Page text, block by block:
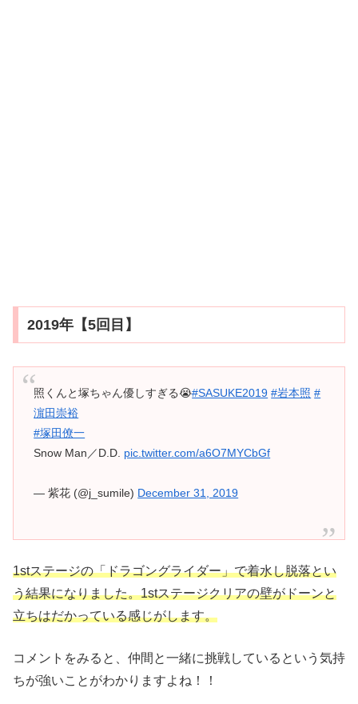
2019年【5回目】
照くんと塚ちゃん優しすぎる😭#SASUKE2019 #岩本照 #
濵田崇裕
#塚田僚一
Snow Man／D.D. pic.twitter.com/a6O7MYCbGf
— 紫花 (@j_sumile) December 31, 2019
1stステージの「ドラゴングライダー」で着水し脱落とい
う結果になりました。1stステージクリアの壁がドーンと
立ちはだかっている感じがします。
コメント をみると、仲間と一緒に挑戦しているという気持
ちが強いことがわかりますよね！！